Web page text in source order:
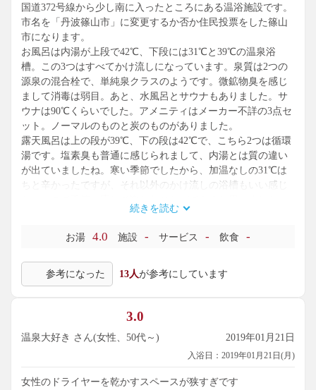
国道372号線から少し南に入ったところにある温浴施設です。
市名を「丹波篠山市」に変更するか否か住民投票をした篠山
市になります。
お風呂は内湯が上段で42℃、下段には31℃と39℃の温泉浴
槽。この3つはすべてかけ流しになっています。泉質は2つの
源泉の混合栓で、単純泉クラスのようです。微鉱物臭を感じ
まして消毒は弱目。あと、水風呂とサウナもありました。サ
ウナは90℃くらいでした。アメニティはメーカー不詳の3点セ
ット。ノーマルのものと炭のものがありました。
露天風呂は上の段が39℃、下の段は42℃で、こちら2つは循環
湯です。塩素臭も普通に感じられまして、内湯とは質の違い
が出ていましたね。寒い季節でしたから、加温なしの31℃は
ちと辛かったですが、それ以外のかけ流しの浴槽もいい感じ
このあたりでは一番温泉らしさが出ている施設だと思います
ので、また通りがかりにでも立ち寄りたく思います。
続きを読む
お湯 4.0 施設 - サービス - 飲食 -
参考になった 13人が参考にしています
3.0
温泉大好き さん(女性、50代～) 2019年01月21日
入浴日：2019年01月21日(月)
女性のドライヤーを乾かすスペースが狭すぎです